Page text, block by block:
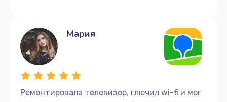
Ремонтировала телевизор, глючил wi-fi и мог
Мария